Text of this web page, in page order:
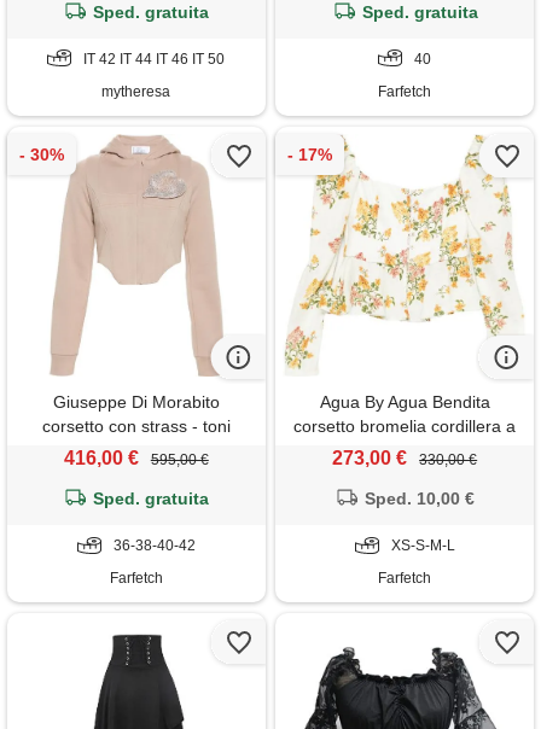
Sped. gratuita
IT 42 IT 44 IT 46 IT 50
mytheresa
Sped. gratuita
40
Farfetch
Giuseppe Di Morabito
corsetto con strass - toni
neutri
416,00 € 595,00 €
Sped. gratuita
36-38-40-42
Farfetch
Agua By Agua Bendita
corsetto bromelia cordillera a
fiori - bianco
273,00 € 330,00 €
Sped. 10,00 €
XS-S-M-L
Farfetch